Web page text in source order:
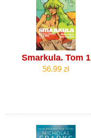
Smarkula. Tom 1
56.99 zł